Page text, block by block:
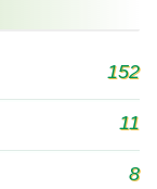
152
11
8